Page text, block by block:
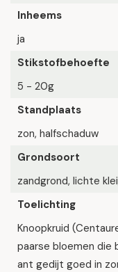
Inheems
ja
Stikstofbehoefte
5 - 20g
Standplaats
zon, halfschaduw
Grondsoort
zandgrond, lichte
Toelichting
Knoopkruid
paarse bloemen die
ant gedijt goed in